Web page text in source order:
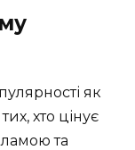
як
хто цінує
та